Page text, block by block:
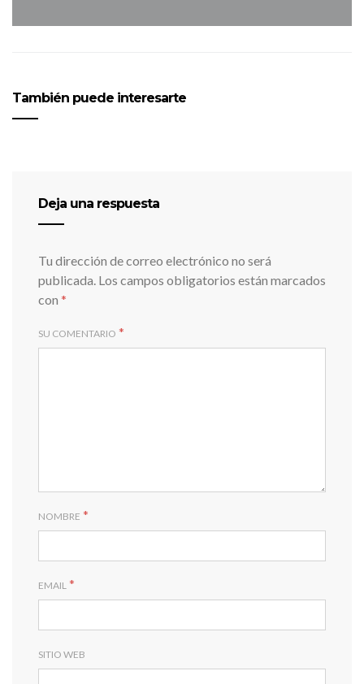
También puede interesarte
Deja una respuesta
Tu dirección de correo electrónico no será
publicada. Los campos obligatorios están marcados
con *
SU COMENTARIO *
NOMBRE *
EMAIL *
SITIO WEB